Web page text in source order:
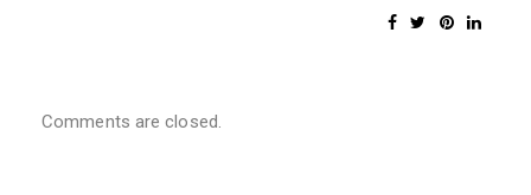
Comments are closed.